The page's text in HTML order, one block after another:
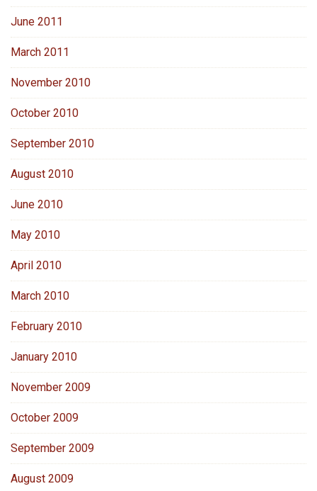
June 2011
March 2011
November 2010
October 2010
September 2010
August 2010
June 2010
May 2010
April 2010
March 2010
February 2010
January 2010
November 2009
October 2009
September 2009
August 2009